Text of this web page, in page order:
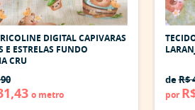
DIGITAL CAPIVARAS
E ESTRELAS FUNDO
CRU
o metro
deR$
por